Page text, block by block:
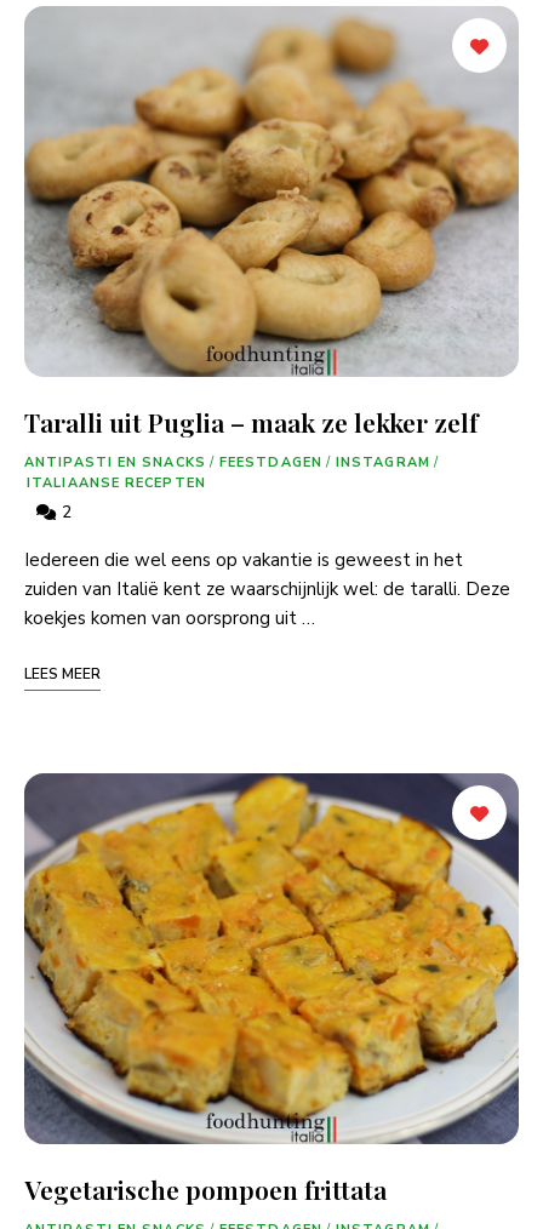
Taralli uit Puglia – maak ze lekker zelf
ANTIPASTI EN SNACKS / FEESTDAGEN / INSTAGRAM /
ITALIAANSE RECEPTEN
2
Iedereen die wel eens op vakantie is geweest in het
zuiden van Italië kent ze waarschijnlijk wel: de taralli. Deze
koekjes komen van oorsprong uit …
LEES MEER
Vegetarische pompoen frittata